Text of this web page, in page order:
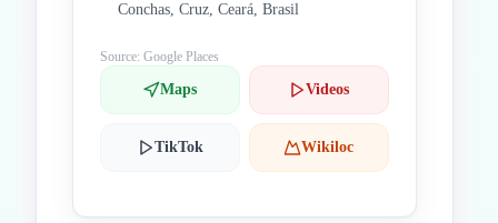
Conchas, Cruz, Ceará, Brasil
Source: Google Places
Maps Videos
TikTok Wikiloc